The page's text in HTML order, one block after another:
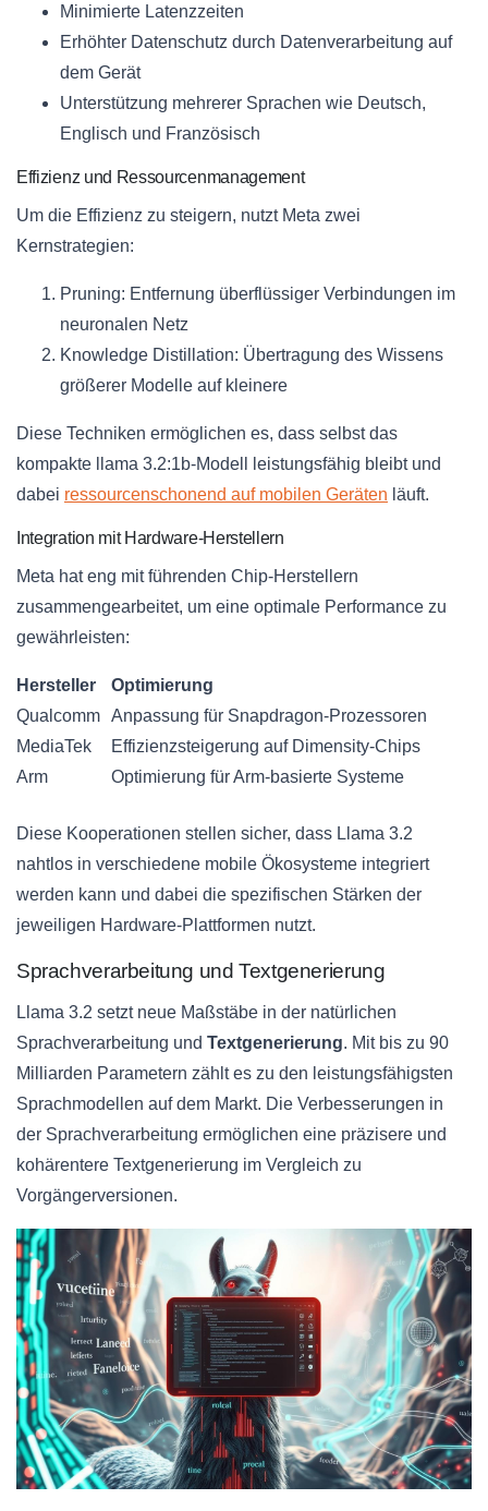
Minimierte Latenzzeiten
Erhöhter Datenschutz durch Datenverarbeitung auf
dem Gerät
Unterstützung mehrerer Sprachen wie Deutsch,
Englisch und Französisch
Effizienz und Ressourcenmanagement
Um die Effizienz zu steigern, nutzt Meta zwei
Kernstrategien:
Pruning: Entfernung überflüssiger Verbindungen im
neuronalen Netz
Knowledge Distillation: Übertragung des Wissens
größerer Modelle auf kleinere
Diese Techniken ermöglichen es, dass selbst das
kompakte llama 3.2:1b-Modell leistungsfähig bleibt und
dabei ressourcenschonend auf mobilen Geräten läuft.
Integration mit Hardware-Herstellern
Meta hat eng mit führenden Chip-Herstellern
zusammengearbeitet, um eine optimale Performance zu
gewährleisten:
Hersteller
Optimierung
Qualcomm Anpassung für Snapdragon-Prozessoren
MediaTek
Effizienzsteigerung auf Dimensity-Chips
Arm
Optimierung für Arm-basierte Systeme
Diese Kooperationen stellen sicher, dass Llama 3.2
nahtlos in verschiedene mobile Ökosysteme integriert
werden kann und dabei die spezifischen Stärken der
jeweiligen Hardware-Plattformen nutzt.
Sprachverarbeitung und Textgenerierung
Llama 3.2 setzt neue Maßstäbe in der natürlichen
Sprachverarbeitung und Textgenerierung. Mit bis zu 90
Milliarden Parametern zählt es zu den leistungsfähigsten
Sprachmodellen auf dem Markt. Die Verbesserungen in
der Sprachverarbeitung ermöglichen eine präzisere und
kohärentere Textgenerierung im Vergleich zu
Vorgängerversionen.